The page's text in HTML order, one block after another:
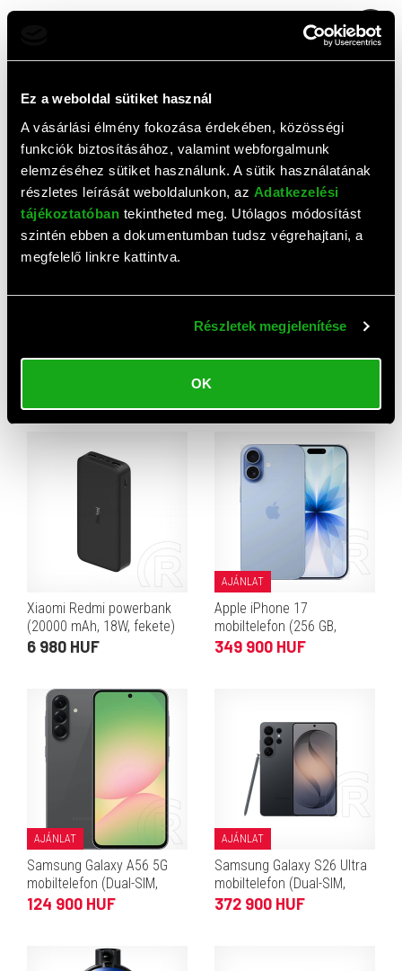
Ez a weboldal sütiket használ
A vásárlási élmény fokozása érdekében, közösségi
funkciók biztosításához, valamint webforgalmunk
elemzéséhez sütiket használunk. A sütik használatának
részletes leírását weboldalunkon, az Adatkezelési
tájékoztatóban tekintheted meg. Utólagos módosítást
szintén ebben a dokumentumban tudsz végrehajtani, a
megfelelő linkre kattintva.
Részletek megjelenítése
OK
Top termékek
AJÁNLAT
Xiaomi Redmi powerbank
(20000 mAh, 18W, fekete)
6 980 HUF
AJÁNLAT
Apple iPhone 17
mobiltelefon (256 GB,
párakék)
349 900 HUF
AJÁNLAT
Samsung Galaxy A56 5G
mobiltelefon (Dual-SIM,
8/128 GB, grafitszürke)
124 900 HUF
AJÁNLAT
Samsung Galaxy S26 Ultra
mobiltelefon (Dual-SIM,
12/256 GB, fekete)
372 900 HUF